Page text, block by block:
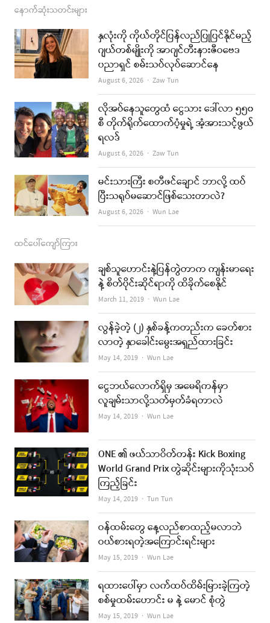
c
e
b
o
k
s
t
a
g
a
m
s
t
u
b
e
i
l
နောက်ဆုံးသတင်းများ
နှလုံးကို ကိုယ်တိုင်ပြန်လည်ပြုပြင်နိုင်မည့်
ဂျယ်တစ်မျိုးကို အာဂျင်တီးနားဇီဝဗေဒ
ပညာရှင် စမ်းသပ်လုပ်ဆောင်နေ
August 6, 2026 Author
Zaw Tun
လိုအပ်နေသူတွေထံ ငွေသား ဒေါ်လာ ၅၅၀
စီ တိုက်ရိုက်ထောက်ပံ့မှုရဲ့ အံ့အားသင့်ဖွယ်
ရလဒ်
August 6, 2026 Author
Zaw Tun
မင်းသားကြီး စတီဖင်ချောင် ဘာလို့ ထပ်
ပြီးသရုပ်မဆောင်ဖြစ်သေးတာလဲ?
August 6, 2026 Author
Wun Lae
ထင်ပေါ်ကျော်ကြား
ချစ်သူဟောင်းနဲ့ပြန်တွဲတာက ကျန်းမာရေး
နဲ့ စိတ်ပိုင်းဆိုင်ရာကို ထိခိုက်စေနိုင်
March 11, 2019 Author
Wun Lae
လွန်ခဲ့တဲ့ (၂) နှစ်ခန့်ကတည်းက ခေတ်စား
လာတဲ့ နှာခေါင်းမွေးအရှည်ထားခြင်း
May 14, 2019 Author
Wun Lae
ငွေဘယ်လောက်ရှိမှ အမေရိကန်မှာ
လူချမ်းသာလို့သတ်မှတ်ခံရတာလဲ
May 14, 2019 Author
Wun Lae
ONE ၏ ဖယ်သာဝိတ်တန်း Kick Boxing
World Grand Prix တွဲဆိုင်းများကိုသုံးသပ်
ကြည့်ခြင်း
May 14, 2019 Author
Tun Tun
ဝန်ထမ်းတွေ နေ့လည်စာထည့်မလာဘဲ
ဝယ်စားရတဲ့အကြောင်းရင်းများ
May 15, 2019 Author
Wun Lae
ရထားပေါ်မှာ လက်ထပ်ထိမ်းမြားခဲ့ကြတဲ့
စစ်မှုထမ်းဟောင်း မ နဲ့ မောင် စုံတွဲ
May 15, 2019 Author
Wun Lae